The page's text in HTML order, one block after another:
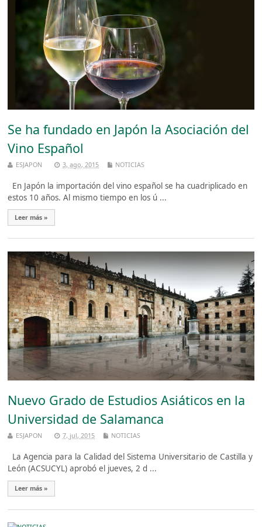
Se ha fundado en Japón la Asociación del
Vino Español
ESJAPON 3, ago, 2015 NOTICIAS
En Japón la importación del vino español se ha cuadriplicado en
estos 10 años. Al mismo tiempo en los ú ...
Leer más »
Nuevo Grado de Estudios Asiáticos en la
Universidad de Salamanca
ESJAPON 7, jul, 2015 NOTICIAS
La Agencia para la Calidad del Sistema Universitario de Castilla y
León (ACSUCYL) aprobó el jueves, 2 d ...
Leer más »